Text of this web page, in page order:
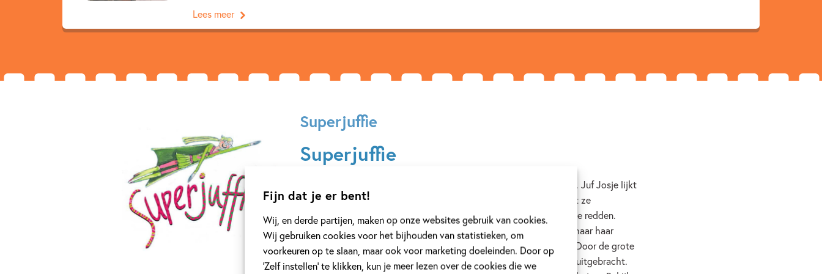
Fijn dat je er bent!
Wij, en derde partijen, maken op onze websites gebruik van cookies.
Wij gebruiken cookies voor het bijhouden van statistieken, om
voorkeuren op te slaan, maar ook voor marketing doeleinden. Door op
‘Zelf instellen’ te klikken, kun je meer lezen over de cookies die we
Lees meer
Superjuffie
Superjuffie
is een populaire boekenreeks voor kinderen vanaf 6 jaar. Juf Josje lijkt
een normale juf, maar zodra ze een hap van haar krijtje neemt krijgt ze
superkrachten. Ze gebruikt haar superkrachten om dieren in nood te redden.
Wanneer haar klas achter de gave van superjuffie komt, helpen ze haar haar
geheim te bewaren. Lukt het Superjuffie om alle dieren te redden? Door de grote
populariteit van de boeken is in 2018 is een succesvolle verfilming uitgebracht.